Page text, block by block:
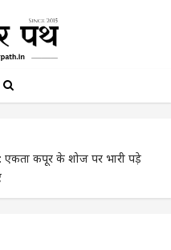
कपूर के शोज पर भारी पड़े